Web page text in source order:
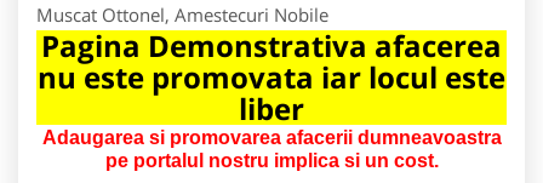
Muscat Ottonel, Amestecuri Nobile
Pagina Demonstrativa afacerea
nu este promovata iar locul este
liber
Adaugarea si promovarea afacerii dumneavoastra
pe portalul nostru implica si un cost.